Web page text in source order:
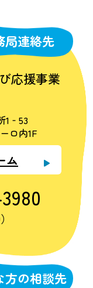
局連絡先
応援事業
1‐53
ロ内1F
ム
方の相談先